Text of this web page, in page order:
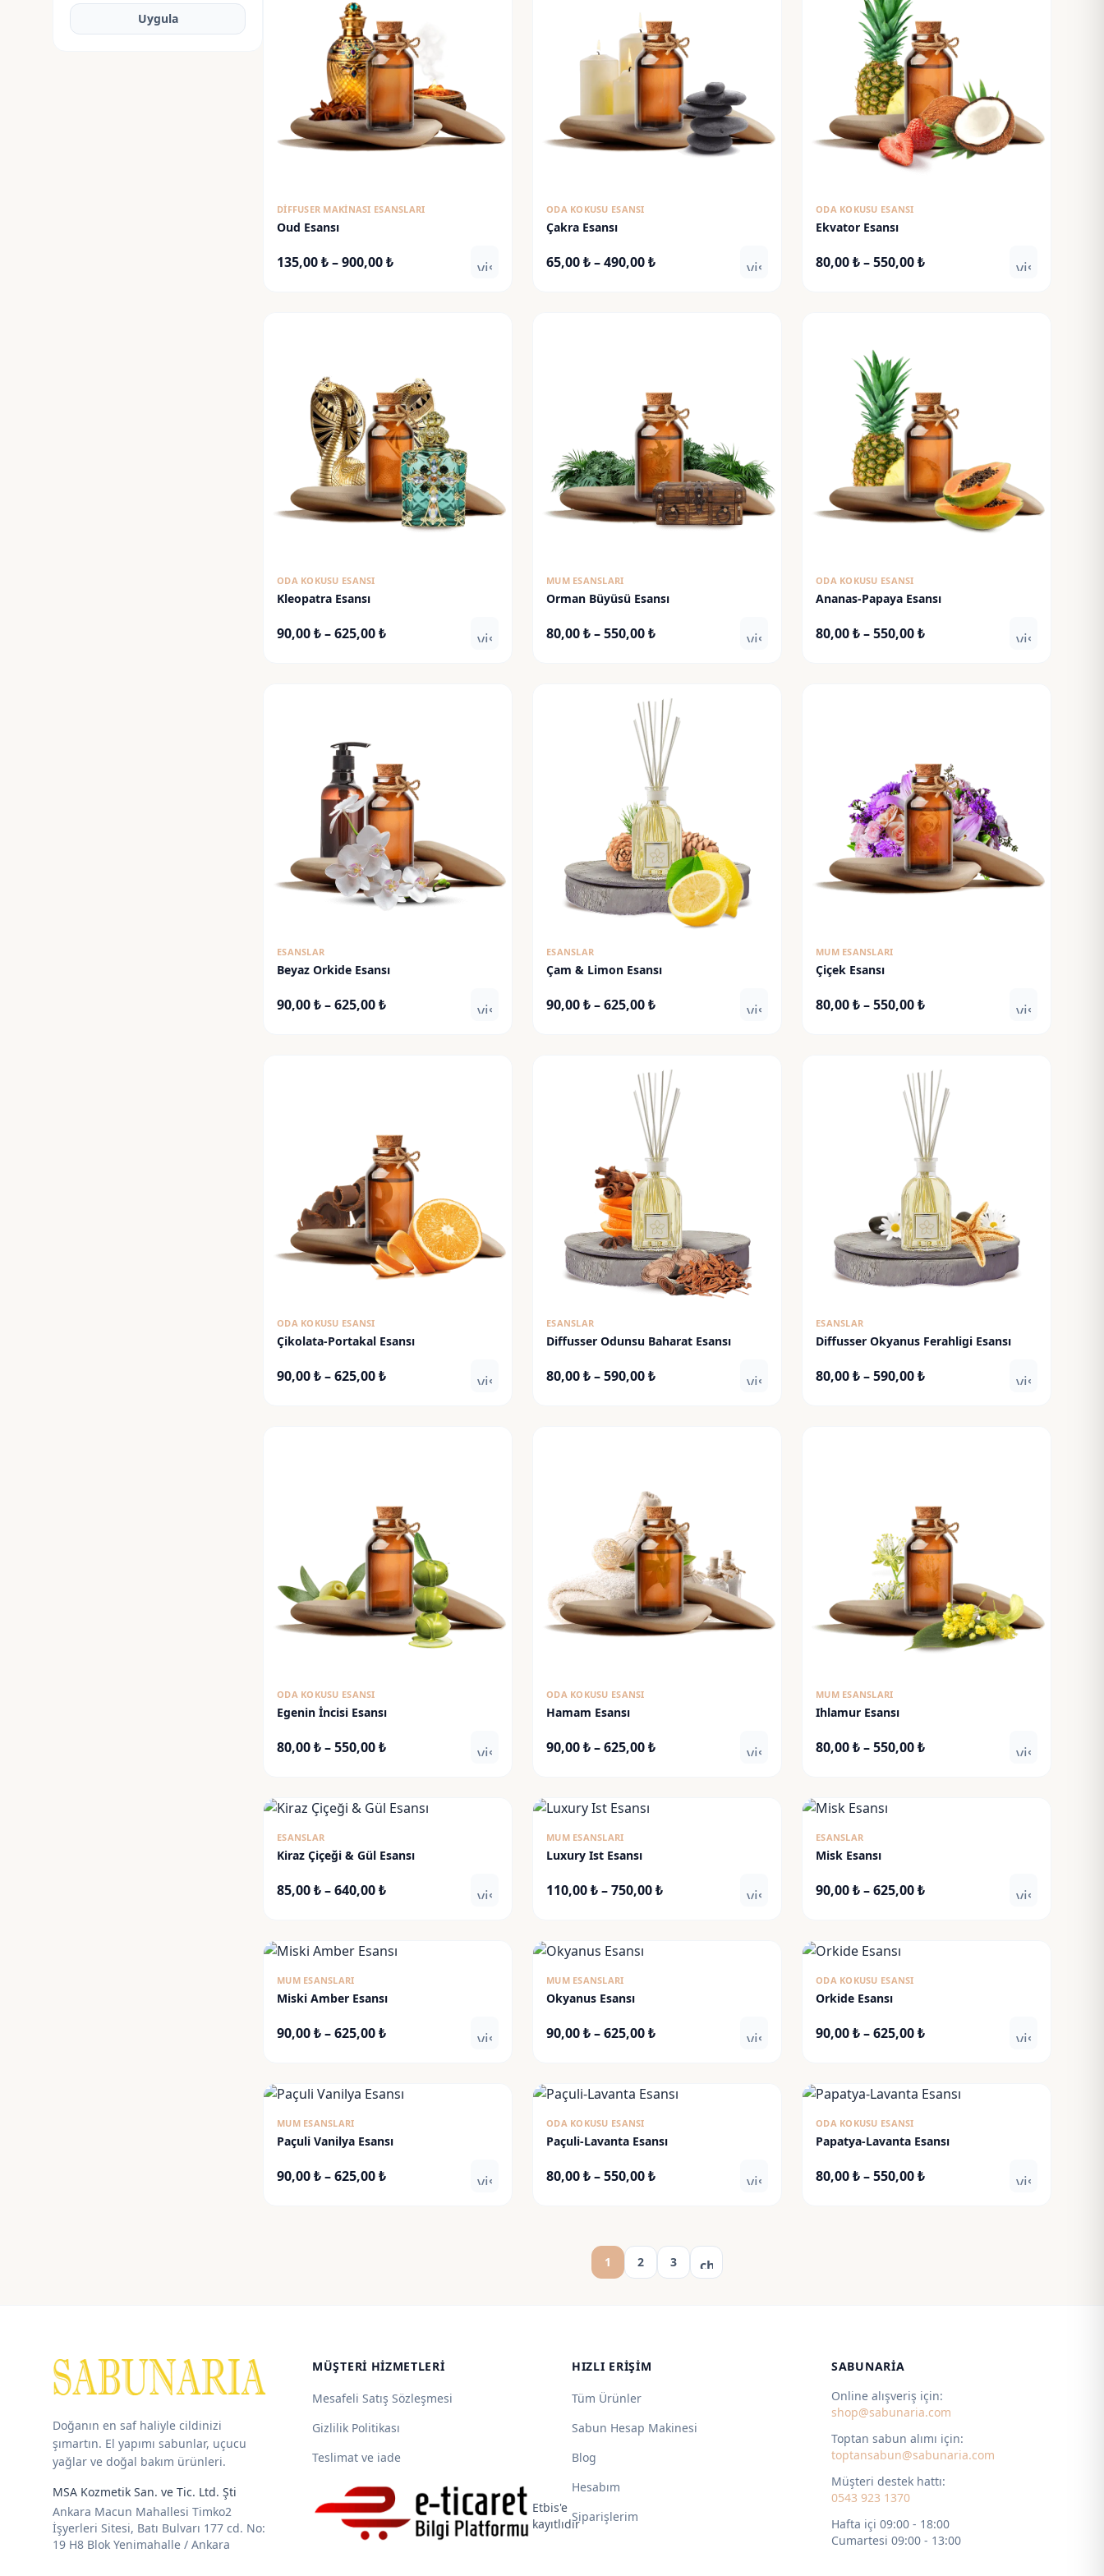
Uygula
DIFFUSER MAKINASI ESANSLARI
Oud Esansı
135,00₺–900,00₺Fiyat
visibility
ODA KOKUSU ESANSI
Çakra Esansı
65,00₺–490,00₺Fiyat
visibility
ODA KOKUSU ESANSI
Ekvator Esansı
80,00₺–550,00₺Fiyat
visibility
ODA KOKUSU ESANSI
Kleopatra Esansı
90,00₺–625,00₺Fiyat
visibility
MUM ESANSLARI
Orman Büyüsü Esansı
80,00₺–550,00₺Fiyat
550,00 ₺
visibility
ODA KOKUSU ESANSI
Ananas-Papaya Esansı
80,00₺–550,00₺Fiyat
visibility
ESANSLAR
Beyaz Orkide Esansı
90,00₺–625,00₺Fiyat
visibility
ESANSLAR
Çam & Limon Esansı
90,00₺–625,00₺Fiyat
625,00 ₺
visibility
MUM ESANSLARI
Çiçek Esansı
80,00₺–550,00₺Fiyat
550,00 ₺
visibility
ODA KOKUSU ESANSI
Çikolata-Portakal Esansı
90,00₺–625,00₺Fiyat
visibility
ESANSLAR
Diffusser Odunsu Baharat Esansı
80,00₺–590,00₺Fiyat
visibility
ESANSLAR
Diffusser Okyanus Ferahligi Esansı
80,00₺–590,00₺Fiyat
visibility
ODA KOKUSU ESANSI
Egenin İncisi Esansı
80,00₺–550,00₺Fiyat
visibility
ODA KOKUSU ESANSI
Hamam Esansı
90,00₺–625,00₺Fiyat
visibility
MUM ESANSLARI
Ihlamur Esansı
80,00₺–550,00₺Fiyat
visibility
ESANSLAR
Kiraz Çiçeği & Gül Esansı
85,00₺–640,00₺Fiyat
-
visibility
MUM ESANSLARI
Luxury Ist Esansı
110,00₺–750,00₺Fiyat
visibility
ESANSLAR
Misk Esansı
90,00₺–625,00₺Fiyat
visibility
MUM ESANSLARI
Miski Amber Esansı
90,00₺–625,00₺Fiyat
-
visibility
MUM ESANSLARI
Okyanus Esansı
90,00₺–625,00₺Fiyat
-
visibility
ODA KOKUSU ESANSI
Orkide Esansı
90,00₺–625,00₺Fiyat
-
visibility
MUM ESANSLARI
Paçuli Vanilya Esansı
90,00₺–625,00₺Fiyat
visibility
ODA KOKUSU ESANSI
Paçuli-Lavanta Esansı
80,00₺–550,00₺Fiyat
550,00 ₺
visibility
ODA KOKUSU ESANSI
Papatya-Lavanta Esansı
80,00₺–550,00₺Fiyat
visibility
1 2 3 chevron_right
Doğanın en saf haliyle cildinizi
şımartın. El yapımı sabunlar, uçucu
yağlar ve doğal bakım ürünleri.
MSA Kozmetik San. ve Tic. Ltd. Şti
Ankara Macun Mahallesi Timko2
İşyerleri Sitesi, Batı Bulvarı 177 cd. No:
19 H8 Blok Yenimahalle / Ankara
MÜŞTERI HIZMETLERI
Mesafeli Satış Sözleşmesi
Gizlilik Politikası
Teslimat ve iade
Etbis'e
kayıtlıdır
HIZLI ERIŞIM
Tüm Ürünler
Sabun Hesap Makinesi
Blog
Hesabım
Siparişlerim
SABUNARIA
Online alışveriş için:
shop@sabunaria.com
Toptan sabun alımı için:
toptansabun@sabunaria.com
Müşteri destek hattı:
0543 923 1370
Hafta içi 09:00 - 18:00
Cumartesi 09:00 - 13:00